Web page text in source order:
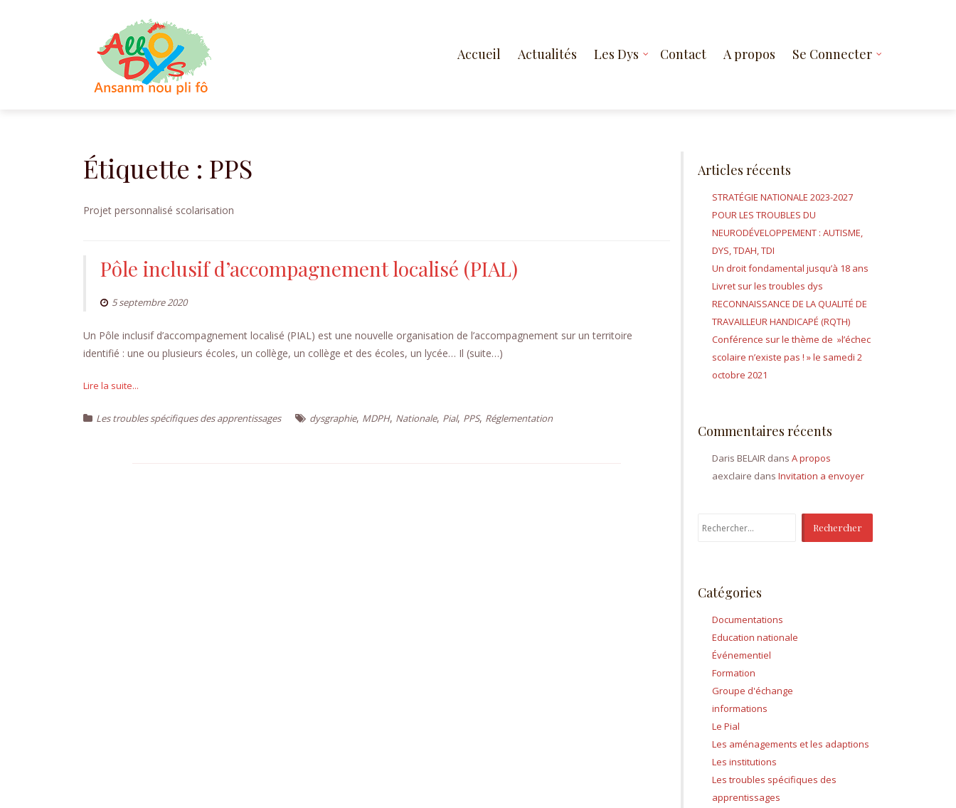
Accueil Actualités Les Dys Contact A propos Se Connecter
Étiquette : PPS
Projet personnalisé scolarisation
Pôle inclusif d’accompagnement localisé (PIAL)
5 septembre 2020
Un Pôle inclusif d’accompagnement localisé (PIAL) est une nouvelle organisation de l’accompagnement sur un territoire
identifié : une ou plusieurs écoles, un collège, un collège et des écoles, un lycée… Il (suite…)
Lire la suite...
Les troubles spécifiques des apprentissages dysgraphie, MDPH, Nationale, Pial, PPS, Réglementation
Articles récents
STRATÉGIE NATIONALE 2023-2027
POUR LES TROUBLES DU
NEURODÉVELOPPEMENT : AUTISME,
DYS, TDAH, TDI
Un droit fondamental jusqu’à 18 ans
Livret sur les troubles dys
RECONNAISSANCE DE LA QUALITÉ DE
TRAVAILLEUR HANDICAPÉ (RQTH)
Conférence sur le thème de »l’échec
scolaire n’existe pas ! » le samedi 2
octobre 2021
Commentaires récents
Daris BELAIR dans A propos
aexclaire dans Invitation a envoyer
Rechercher :
Catégories
Documentations
Education nationale
Événementiel
Formation
Groupe d'échange
informations
Le Pial
Les aménagements et les adaptions
Les institutions
Les troubles spécifiques des
apprentissages